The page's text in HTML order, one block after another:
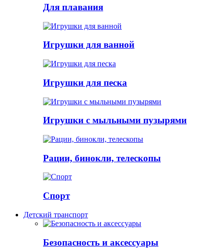
Для плавания
Игрушки для ванной
Игрушки для песка
Игрушки с мыльными пузырями
Рации, бинокли, телескопы
Спорт
Детский транспорт
Безопасность и аксессуары